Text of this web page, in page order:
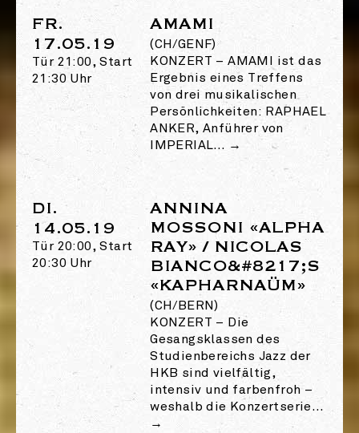
FR.
17.05.19
Tür 21:00, Start
21:30 Uhr
AMAMI
(CH/GENF)
KONZERT –AMAMI ist das
Ergebnis eines Treffens
von drei musikalischen
Persönlichkeiten: RAPHAEL
ANKER, Anführer von
IMPERIAL… →
DI.
14.05.19
Tür 20:00, Start
20:30 Uhr
ANNINA
MOSSONI «ALPHA
RAY» / NICOLAS
BIANCO&#8217;S
«KAPHARNAÜM»
(CH/BERN)
KONZERT – Die
Gesangsklassen des
Studienbereichs Jazz der
HKB sind vielfältig,
intensiv und farbenfroh –
weshalb die Konzertserie…
→